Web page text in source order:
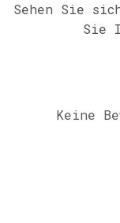
Sehen Sie
Sie
Keine